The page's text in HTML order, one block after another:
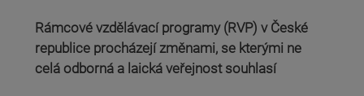
Rámcové vzdělávací programy (RVP) v České
republice procházejí změnami, se kterými ne
celá odborná a laická veřejnost souhlasí